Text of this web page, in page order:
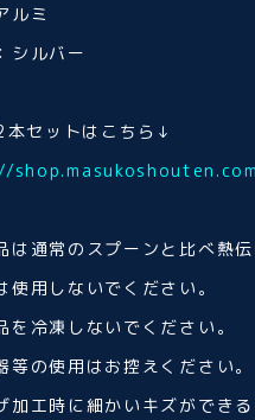
ルミ
シルバー
セットはこちら↓
通常のスプーンと比べ熱
使用しないでください。
冷凍しないでください。
の使用はお控えください。
工時に細かいキズができ